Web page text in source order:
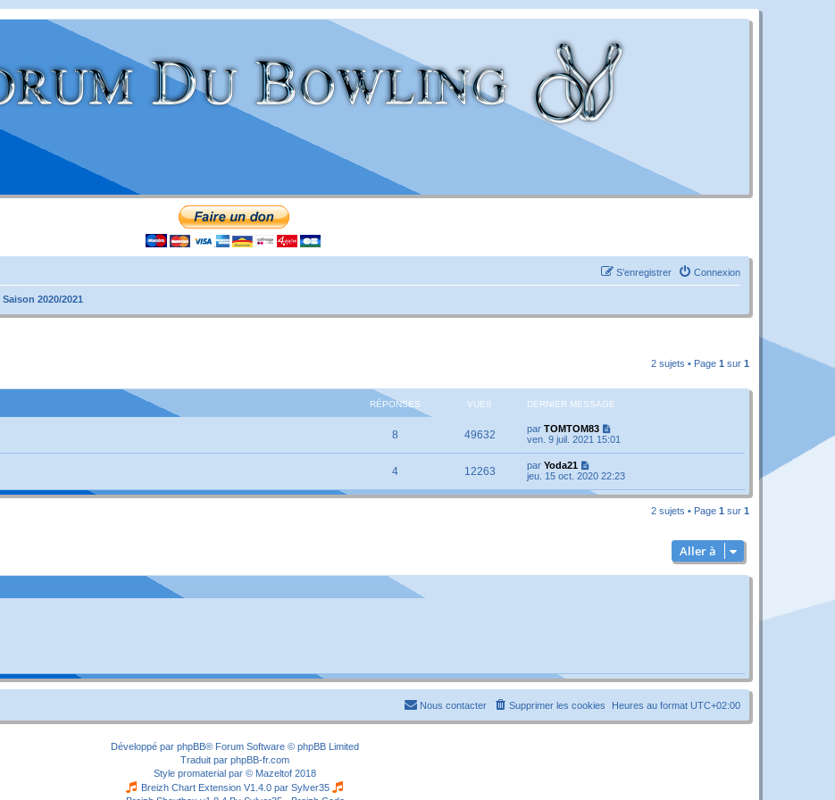
Connexion
S’enregistrer
Saison 2020/2021
2 sujets • Page 1 sur 1
RÉPONSES VUES DERNIER MESSAGE
8 49632 par TOMTOM83
ven. 9 juil. 2021 15:01
4 12263 par Yoda21
jeu. 15 oct. 2020 22:23
2 sujets • Page 1 sur 1
Aller à
Heures au format UTC+02:00
Supprimer les cookies
Nous contacter
Développé par phpBB® Forum Software © phpBB Limited
Traduit par phpBB-fr.com
Style promaterial par © Mazeltof 2018
Breizh Chart Extension V1.4.0 par Sylver35